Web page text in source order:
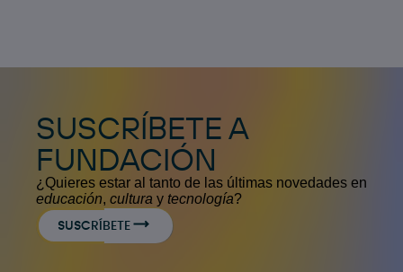
SUSCRÍBETE A
FUNDACIÓN
¿Quieres estar al tanto de las últimas novedades en
educación, cultura y tecnología?
SUSCRÍBETE